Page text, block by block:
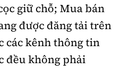
giữ chỗ; Mua bán
được đăng tải trên
các kênh thông tin
đều không phải